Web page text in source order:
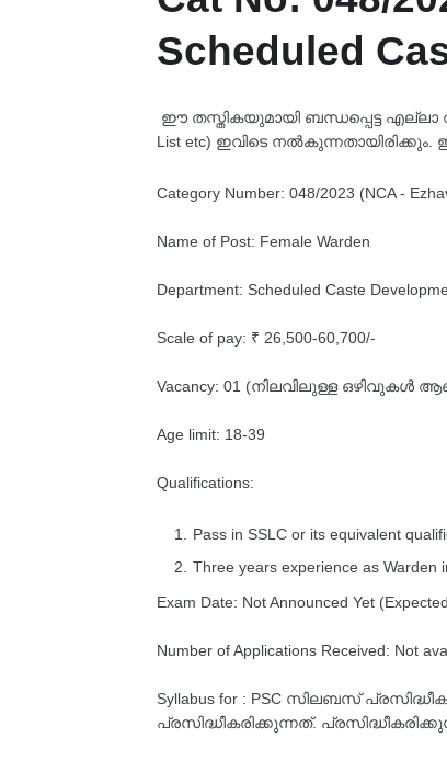
Scheduled
ഈ തസ്തികയുമായി ബന്ധപ്പെട്ട എല്ലാ
List etc) ഇവിടെ നൽകുന്നതായിരിക്കും.
Category Number: 048/2023 (NCA -
Name of Post: Female Warden
Department: Scheduled Caste
Scale of pay: ₹ 26,500-60,700/-
Vacancy: 01 (നിലവിലുള്ള ഒഴിവുകൾ
Age limit: 18-39
Qualifications:
Pass in SSLC or its equivalent
Three years experience as Warden
Exam Date: Not Announced Yet
Number of Applications Received: Not
Syllabus for : PSC സിലബസ്
പ്രസിദ്ധീകരിക്കുന്നത്.